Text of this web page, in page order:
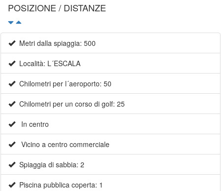
POSIZIONE / DISTANZE
Metri dalla spiaggia: 500
Località: L´ESCALA
Chilometri per l´aeroporto: 50
Chilometri per un corso di golf: 25
In centro
Vicino a centro commerciale
Spiaggia di sabbia: 2
Piscina pubblica coperta: 1